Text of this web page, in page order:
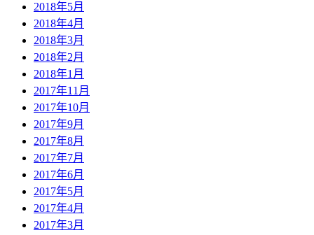
2018年5月
2018年4月
2018年3月
2018年2月
2018年1月
2017年11月
2017年10月
2017年9月
2017年8月
2017年7月
2017年6月
2017年5月
2017年4月
2017年3月